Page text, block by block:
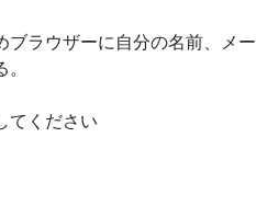
ブラウザーに自分の名前、メー
てください